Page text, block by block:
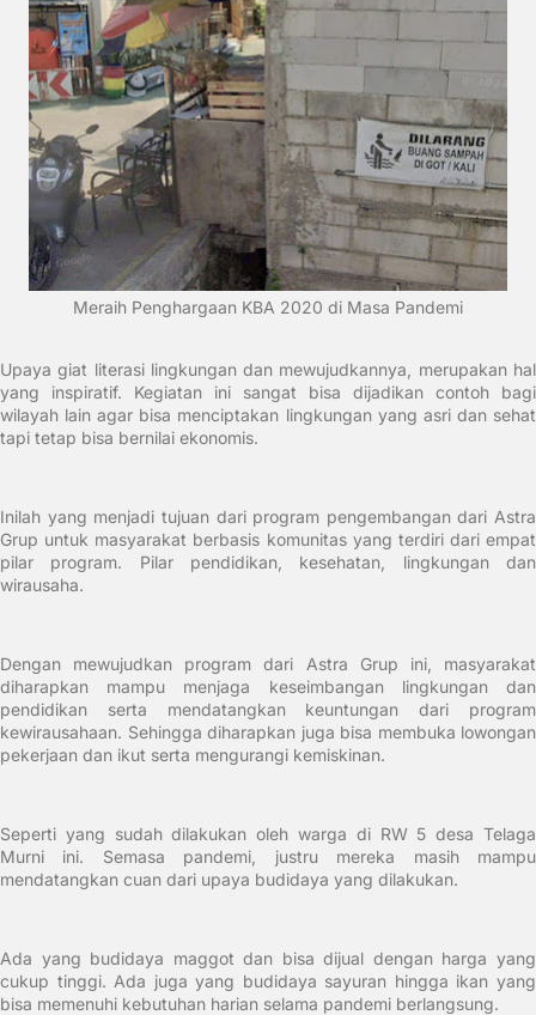
Meraih Penghargaan KBA 2020 di Masa Pandemi
Upaya giat literasi lingkungan dan mewujudkannya, merupakan hal
yang inspiratif. Kegiatan ini sangat bisa dijadikan contoh bagi
wilayah lain agar bisa menciptakan lingkungan yang asri dan sehat
tapi tetap bisa bernilai ekonomis.
Inilah yang menjadi tujuan dari program pengembangan dari Astra
Grup untuk masyarakat berbasis komunitas yang terdiri dari empat
pilar program. Pilar pendidikan, kesehatan, lingkungan dan
wirausaha.
Dengan mewujudkan program dari Astra Grup ini, masyarakat
diharapkan mampu menjaga keseimbangan lingkungan dan
pendidikan serta mendatangkan keuntungan dari program
kewirausahaan. Sehingga diharapkan juga bisa membuka lowongan
pekerjaan dan ikut serta mengurangi kemiskinan.
Seperti yang sudah dilakukan oleh warga di RW 5 desa Telaga
Murni ini. Semasa pandemi, justru mereka masih mampu
mendatangkan cuan dari upaya budidaya yang dilakukan.
Ada yang budidaya maggot dan bisa dijual dengan harga yang
cukup tinggi. Ada juga yang budidaya sayuran hingga ikan yang
bisa memenuhi kebutuhan harian selama pandemi berlangsung.